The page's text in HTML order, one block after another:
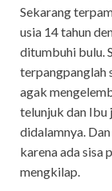
Sekarang
usia 14 tahun
ditumbuhi bulu.
terpangpanglah
agak
telunjuk dan Ibu
didalamnya.
karena ada sisa
mengkilap.